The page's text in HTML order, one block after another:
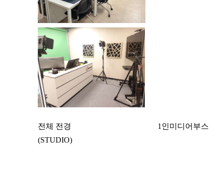
전체 전경 1인미디어부스
(STUDIO)